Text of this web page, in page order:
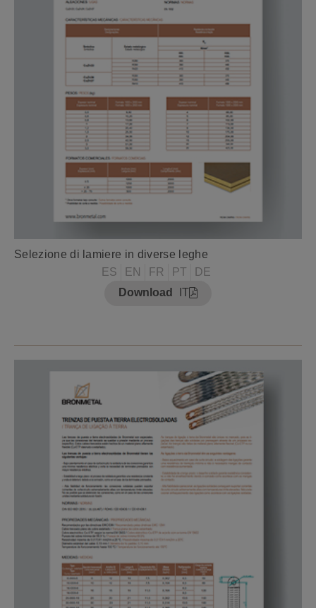
Selezione di lamiere in diverse leghe
ES
EN FR PT
DE
Download
IT